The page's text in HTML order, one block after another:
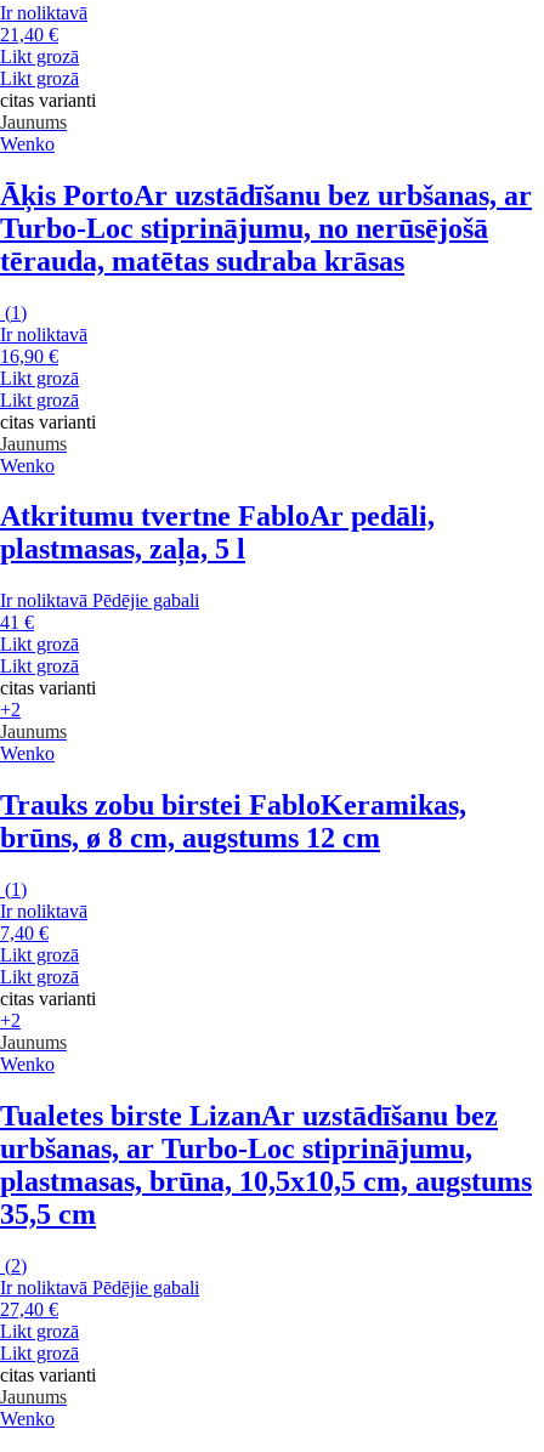
Ir noliktavā
21,40 €
Likt grozā
Likt grozā
citas varianti
Jaunums
Wenko
Āķis PortoAr uzstādīšanu bez urbšanas, ar
Turbo-Loc stiprinājumu, no nerūsējošā
tērauda, matētas sudraba krāsas
(1)
Ir noliktavā
16,90 €
Likt grozā
Likt grozā
citas varianti
Jaunums
Wenko
Atkritumu tvertne FabloAr pedāli,
plastmasas, zaļa, 5 l
Ir noliktavā Pēdējie gabali
41 €
Likt grozā
Likt grozā
citas varianti
+2
Jaunums
Wenko
Trauks zobu birstei FabloKeramikas,
brūns, ø 8 cm, augstums 12 cm
(1)
Ir noliktavā
7,40 €
Likt grozā
Likt grozā
citas varianti
+2
Jaunums
Wenko
Tualetes birste LizanAr uzstādīšanu bez
urbšanas, ar Turbo-Loc stiprinājumu,
plastmasas, brūna, 10,5x10,5 cm, augstums
35,5 cm
(2)
Ir noliktavā Pēdējie gabali
27,40 €
Likt grozā
Likt grozā
citas varianti
Jaunums
Wenko